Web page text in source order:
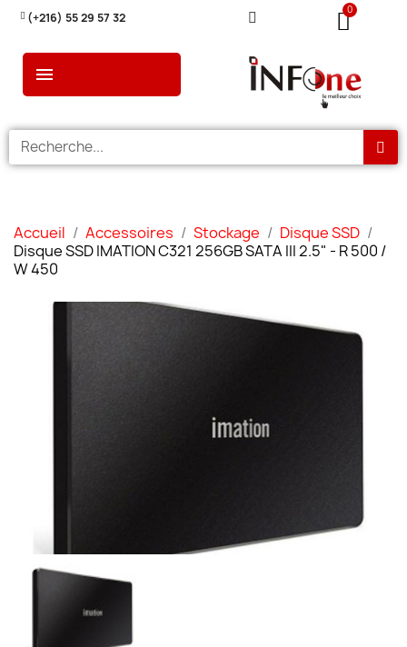
(+216) 55 29 57 32
Accueil Accessoires Stockage
Disque SSD
Disque SSD IMATION C321 256GB SATA III 2.5" - R 500 /
W 450